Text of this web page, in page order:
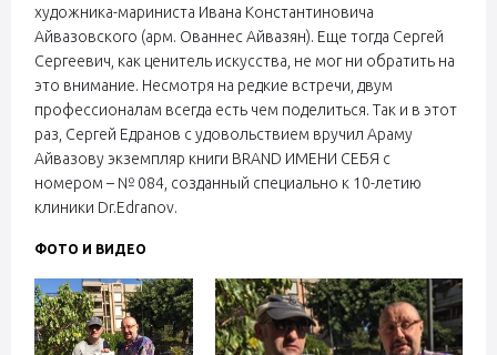
художника-мариниста Ивана Константиновича
Айвазовского (арм. Ованнес Айвазян). Еще тогда Сергей
Сергеевич, как ценитель искусства, не мог ни обратить на
это внимание. Несмотря на редкие встречи, двум
профессионалам всегда есть чем поделиться. Так и в этот
раз, Сергей Едранов с удовольствием вручил Араму
Айвазову экземпляр книги BRAND ИМЕНИ СЕБЯ с
номером – № 084, созданный специально к 10-летию
клиники Dr.Edranov.
ФОТО И ВИДЕО